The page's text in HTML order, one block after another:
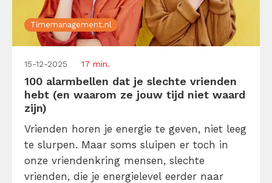
Timemanagement.nl
15-12-2025 17 min.
100 alarmbellen dat je slechte vrienden
hebt (en waarom ze jouw tijd niet waard
zijn)
Vrienden horen je energie te geven, niet leeg
te slurpen. Maar soms sluipen er toch in
onze vriendenkring mensen, slechte
vrienden, die je energielevel eerder naar